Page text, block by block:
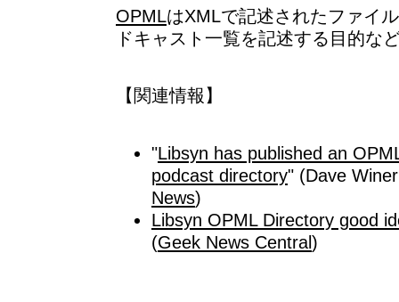
OPMLはXMLで記述されたファイ
ドキャスト一覧を記述する目的な
【関連情報】
"Libsyn has published an
podcast directory" (Dave
News)
Libsyn OPML Directory good
(Geek News Central)